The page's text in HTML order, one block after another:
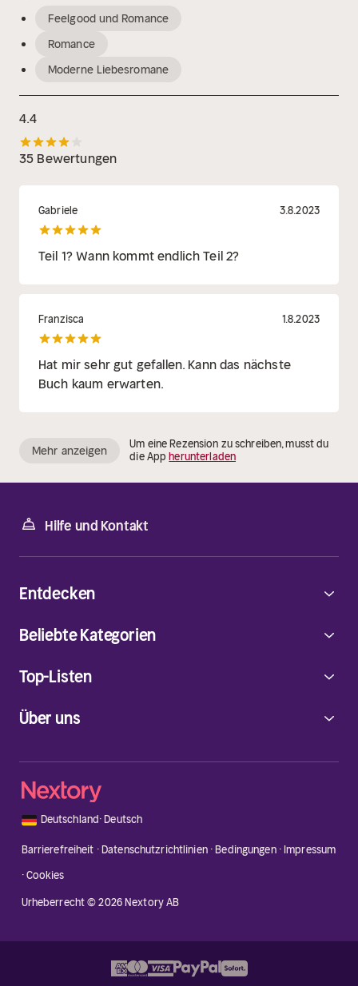
Feelgood und Romance
Romance
Moderne Liebesromane
4.4
35 Bewertungen
Gabriele 3.8.2023
Teil 1? Wann kommt endlich Teil 2?
Franzisca 1.8.2023
Hat mir sehr gut gefallen. Kann das nächste
Buch kaum erwarten.
Mehr anzeigen
Um eine Rezension zu schreiben, musst du
die Appherunterladen
Hilfe und Kontakt
Über uns
Entdecken
Beliebte Kategorien
Top-Listen
🇩🇪 Deutschland·Deutsch
Barrierefreiheit ·Datenschutzrichtlinien·Bedingungen· Impressum
·Cookies
Urheberrecht © 2026 Nextory AB